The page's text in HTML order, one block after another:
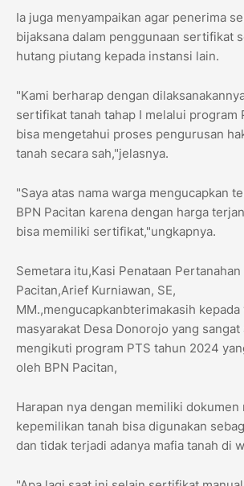
Ia juga menyampaikan agar penerima
bijaksana dalam penggunaan sertifikat
hutang piutang kepada instansi lain.
"Kami berharap dengan
sertifikat tanah tahap I melalui program
bisa mengetahui proses pengurusan
tanah secara sah,"jelasnya.
"Saya atas nama warga mengucapkan
BPN Pacitan karena dengan harga
bisa memiliki sertifikat,"ungkapnya.
Semetara itu,Kasi Penataan Pertanahan
Pacitan,Arief Kurniawan, SE,
MM.,mengucapkanbterimakasih kepada
masyarakat Desa Donorojo yang sangat
mengikuti program PTS tahun 2024
oleh BPN Pacitan,
Harapan nya dengan memiliki dokumen
kepemilikan tanah bisa digunakan
dan tidak terjadi adanya mafia tanah di